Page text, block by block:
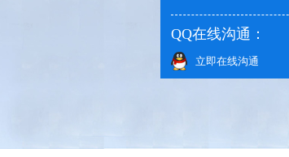
QQ在线沟通：
立即在线沟通